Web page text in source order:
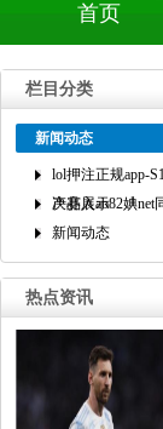
首页
栏目分类
新闻动态
lol押注正规app-
决赛入ab82婰net
产品展示
新闻动态
热点资讯